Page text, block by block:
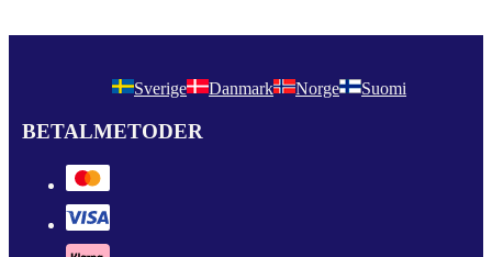
Sverige Danmark Norge Suomi
BETALMETODER